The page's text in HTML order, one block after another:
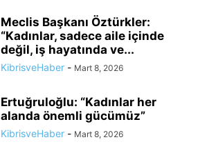
Meclis Başkanı Öztürkler:
“Kadınlar, sadece aile içinde
değil, iş hayatında ve...
KibrisveHaber - Mart 8, 2026
Ertuğruloğlu: “Kadınlar her
alanda önemli gücümüz”
KibrisveHaber - Mart 8, 2026